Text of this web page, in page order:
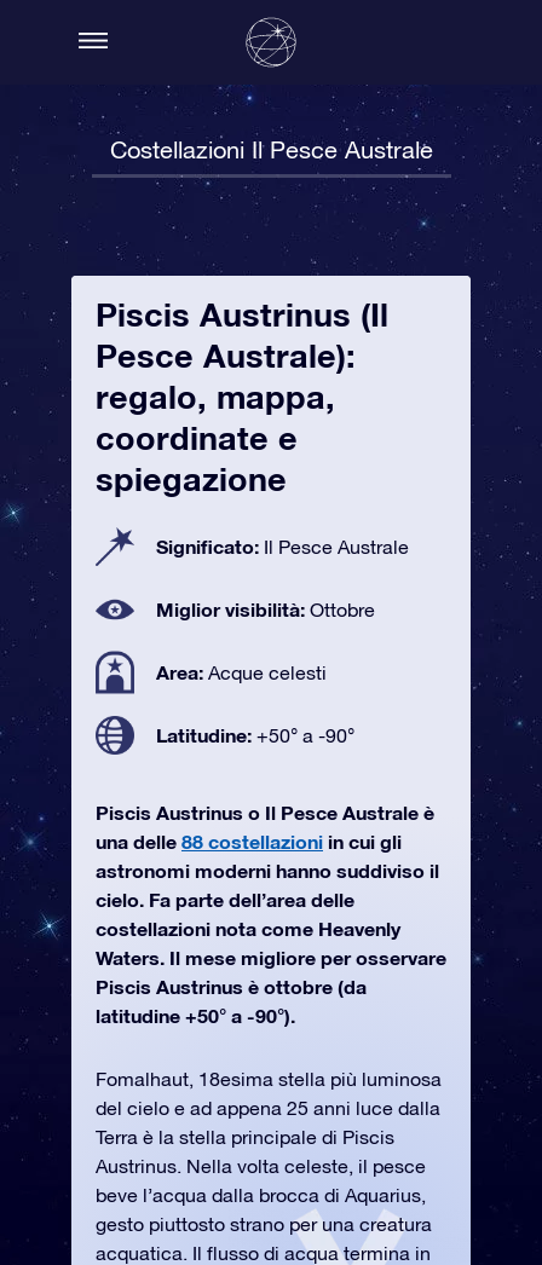
Costellazioni Il Pesce Australe
Piscis Austrinus (Il
Pesce Australe):
regalo, mappa,
coordinate e
spiegazione
Significato: Il Pesce Australe
Miglior visibilità: Ottobre
Area: Acque celesti
Latitudine: +50° a -90°
Piscis Austrinus o Il Pesce Australe è
una delle 88 costellazioni in cui gli
astronomi moderni hanno suddiviso il
cielo. Fa parte dell’area delle
costellazioni nota come Heavenly
Waters. Il mese migliore per osservare
Piscis Austrinus è ottobre (da
latitudine +50° a -90°).
Fomalhaut, 18esima stella più luminosa
del cielo e ad appena 25 anni luce dalla
Terra è la stella principale di Piscis
Austrinus. Nella volta celeste, il pesce
beve l’acqua dalla brocca di Aquarius,
gesto piuttosto strano per una creatura
acquatica. Il flusso di acqua termina in